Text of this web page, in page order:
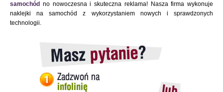
samochód no nowoczesna i skuteczna reklama! Nasza firma wykonuje
naklejki na samochód z wykorzystaniem nowych i sprawdzonych
technologii.